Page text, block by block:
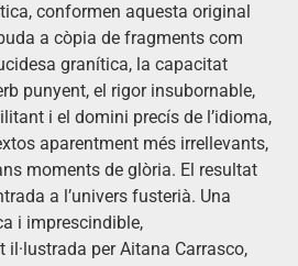
conformen aquesta original
a còpia de fragments com
granítica, la capacitat
punyent, el rigor insubornable,
i el domini precís de l’idioma,
aparentment més irrellevants,
moments de glòria. El resultat
a l’univers fusterià. Una
i imprescindible,
il·lustrada per Aitana Carrasco,